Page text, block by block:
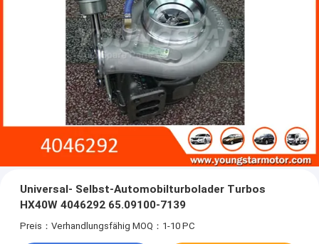
Universal- Selbst-Automobilturbolader Turbos
HX40W 4046292 65.09100-7139
Preis：Verhandlungsfähig MOQ：1-10 PC